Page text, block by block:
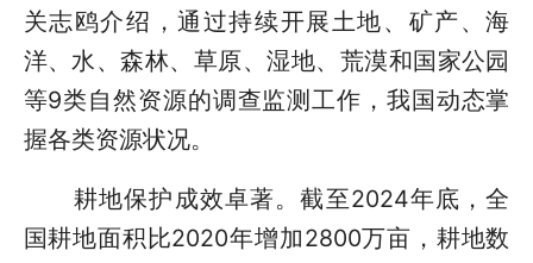
关志鸥介绍，通过持续开展土地、矿产、海
洋、水、森林、草原、湿地、荒漠和国家公园
等9类自然资源的调查监测工作，我国动态掌
握各类资源状况。
耕地保护成效卓著。截至2024年底，全
国耕地面积比2020年增加2800万亩，耕地数